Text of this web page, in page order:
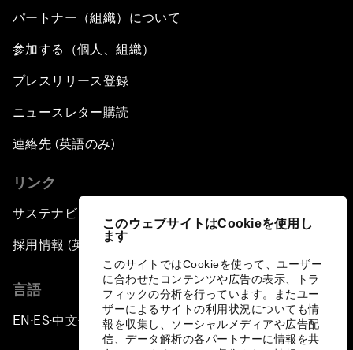
このウェブサイトはCookieを使用し
ます
このサイトではCookieを使って、ユーザー
に合わせたコンテンツや広告の表示、トラ
フィックの分析を行っています。またユー
ザーによるサイトの利用状況についても情
報を収集し、ソーシャルメディアや広告配
信、データ解析の各パートナーに情報を共
パートナー（組織）について
参加する（個人、組織）
プレスリリース登録
ニュースレター購読
連絡先 (英語のみ)
リンク
サステナビリティへの取り組み
採用情報 (英語のみ)
言語
EN ▪ES▪中文▪ 日本語